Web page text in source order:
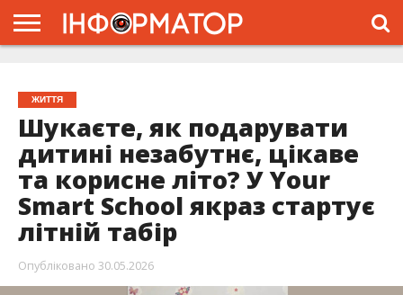
ПРОЄКТ
ЖИТТЯ
Шукаєте, як подарувати
дитині незабутнє, цікаве
та корисне літо? У Your
Smart School якраз стартує
літній табір
Опубліковано 30.05.2026